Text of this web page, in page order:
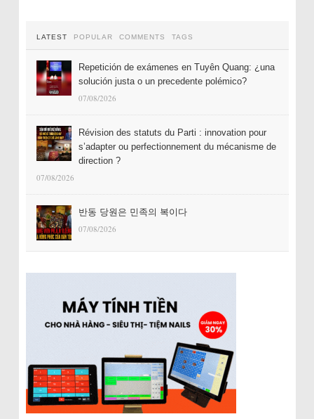
LATEST POPULAR COMMENTS TAGS
Repetición de exámenes en Tuyên Quang: ¿una
solución justa o un precedente polémico?
07/08/2026
Révision des statuts du Parti : innovation pour
s’adapter ou perfectionnement du mécanisme de
direction ?
07/08/2026
반동 당원은 민족의 복이다
07/08/2026